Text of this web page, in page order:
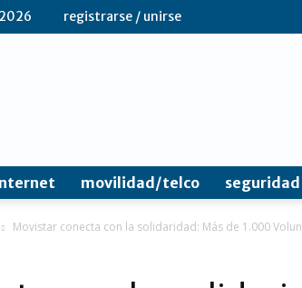
registrarse / unirse
movilidad/telco seguridad
Movistar conecta con la solidaridad: Más de 1.000